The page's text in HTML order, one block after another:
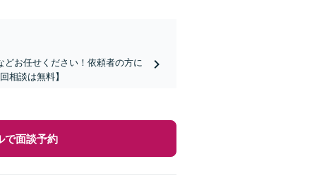
どお任せください！依頼者の方に
相談は無料】
で面談予約